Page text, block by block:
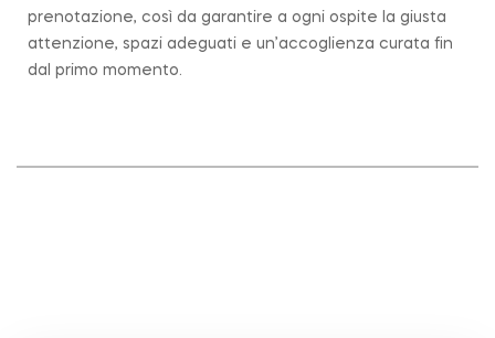
prenotazione, così da garantire a ogni ospite la giusta
attenzione, spazi adeguati e un’accoglienza curata fin
dal primo momento.